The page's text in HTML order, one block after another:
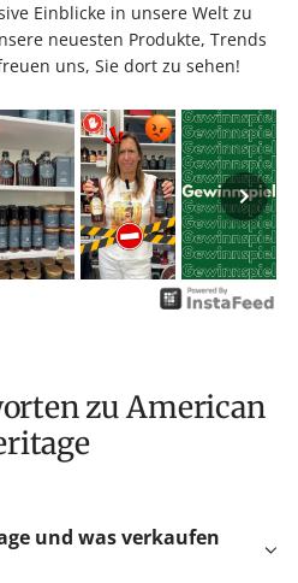
Einblicke in unsere Welt zu
neuesten Produkte, Trends
uns, Sie dort zu sehen!
und was verkaufen